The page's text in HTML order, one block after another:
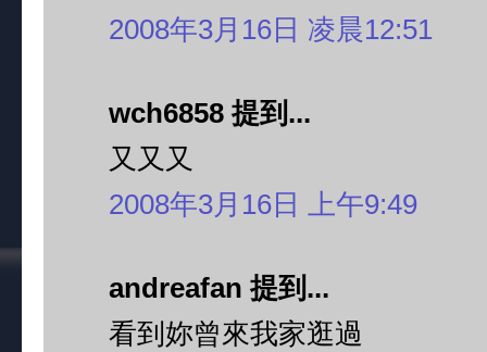
2008年3月16日 凌晨12:51
wch6858 提到...
又又又
2008年3月16日 上午9:49
andreafan 提到...
看到妳曾來我家逛過